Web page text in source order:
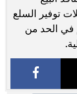
توفير السلع
في الحد من